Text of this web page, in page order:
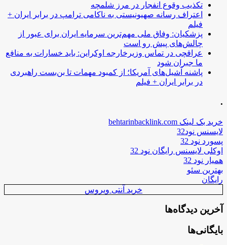
تکذیب وقوع انفجار در مرز شلمچه
اعتراف رسانه صهیونیستی به ناکامی ترامپ در برابر ایران +
فیلم
پزشکیان: وفاق ملی مهم‌ترین سرمایه ایران برای عبور از
چالش‌های پیش رو است
عراقچی در تماس وزیرخارجه اوکراین: باید خسارات به منافع
ما جبران شود
پاشنه آشیل‌های آمریکا؛ از کمبود مهمات تا بن‌بست راهبردی
در برابر ایران + فیلم
.
خرید بک لینک behtarinbacklink.com
لایسنس نود32
پسورد نود 32
اوکلی لایسنس رایگان نود 32
همیار نود 32
بهترین سئو
رایگان
خرید آنتی ویروس
آخرین دیدگاه‌ها
بایگانی‌ها